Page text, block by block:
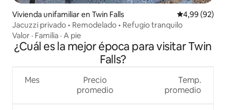
Vivienda unifamiliar en Twin Falls Calificación
4,99 (92)
Jacuzzi privado • Remodelado • Refugio tranquilo
Valor · Familia · A pie
¿Cuál es la mejor época para visitar Twin
Falls?
Mes
Precio
promedio
Temp.
promedio